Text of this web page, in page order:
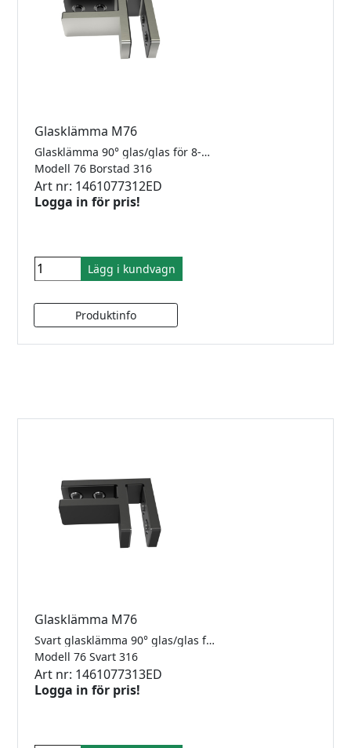
Glasklämma M76
Glasklämma 90° glas/glas för 8-12.76mm glas. Rostfritt 316.
Modell 76 Borstad 316
Art nr: 1461077312ED
Logga in för pris!
Lägg i kundvagn
Glasklämma M76
Svart glasklämma 90° glas/glas för 8-12.76mm glas. Rostfritt 316.
Modell 76 Svart 316
Art nr: 1461077313ED
Logga in för pris!